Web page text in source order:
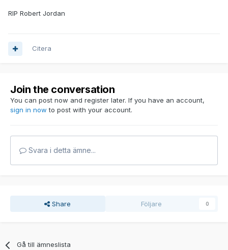
RIP Robert Jordan
Citera
Join the conversation
You can post now and register later. If you have an account,
sign in now to post with your account.
Svara i detta ämne...
Share Följare 0
Gå till ämneslista